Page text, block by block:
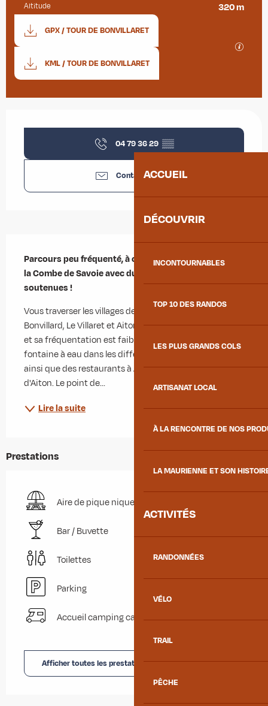
ACCUEIL
DÉCOUVRIR
INCONTOURNABLES
TOP 10 DES RANDOS
LES PLUS GRANDS COLS
ARTISANAT LOCAL
À LA RENCONTRE DE NOS
LA MAURIENNE ET SON
ACTIVITÉS
RANDONNÉES
VÉLO
TRAIL
PÊCHE
Altitude 320 m
Documentation
GPX / TOUR DE BONVILLARET
KML / TOUR DE BONVILLARET
04 79 36 29 ▒▒
Contactez-nous
Parcours peu fréquenté, à cheval sur la Maurienne et
la Combe de Savoie avec du plat, mais aussi des côtes
soutenues !
Vous traverser les villages de Randens, Bonvillaret,
Bonvillard, Le Villaret et Aiton. L'état de la route est bon,
et sa fréquentation est faible. Vous trouverez plusieurs
fontaine à eau dans les différents villages traversés,
ainsi que des restaurants à Aiguebelle et au fort
d'Aiton. Le point de...
Lire la suite
Prestations
Aire de pique nique
Bar / Buvette
Toilettes
Parking
Accueil camping car
Afficher toutes les prestations